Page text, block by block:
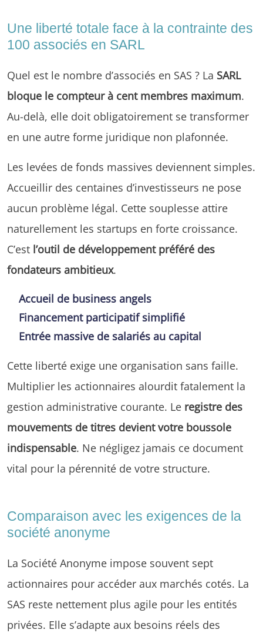
Une liberté totale face à la contrainte des
100 associés en SARL
Quel est le nombre d’associés en SAS ? La SARL
bloque le compteur à cent membres maximum.
Au-delà, elle doit obligatoirement se transformer
en une autre forme juridique non plafonnée.
Les levées de fonds massives deviennent simples.
Accueillir des centaines d’investisseurs ne pose
aucun problème légal. Cette souplesse attire
naturellement les startups en forte croissance.
C’est l’outil de développement préféré des
fondateurs ambitieux.
Accueil de business angels
Financement participatif simplifié
Entrée massive de salariés au capital
Cette liberté exige une organisation sans faille.
Multiplier les actionnaires alourdit fatalement la
gestion administrative courante. Le registre des
mouvements de titres devient votre boussole
indispensable. Ne négligez jamais ce document
vital pour la pérennité de votre structure.
Comparaison avec les exigences de la
société anonyme
La Société Anonyme impose souvent sept
actionnaires pour accéder aux marchés cotés. La
SAS reste nettement plus agile pour les entités
privées. Elle s’adapte aux besoins réels des